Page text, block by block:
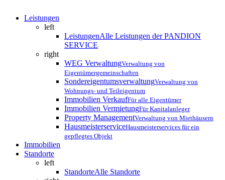
Close
Leistungen
left
LeistungenAlle Leistungen der PANDION
SERVICE
right
WEG VerwaltungVerwaltung von
Eigentümergemeinschaften
SondereigentumsverwaltungVerwaltung von
Wohnungs- und Teileigentum
Immobilien VerkaufFür alle Eigentümer
Immobilien VermietungFür Kapitalanleger
Property ManagementVerwaltung von Miethäusern
HausmeisterserviceHausmeisterservices für ein
gepflegtes Objekt
Immobilien
Standorte
left
StandorteAlle Standorte